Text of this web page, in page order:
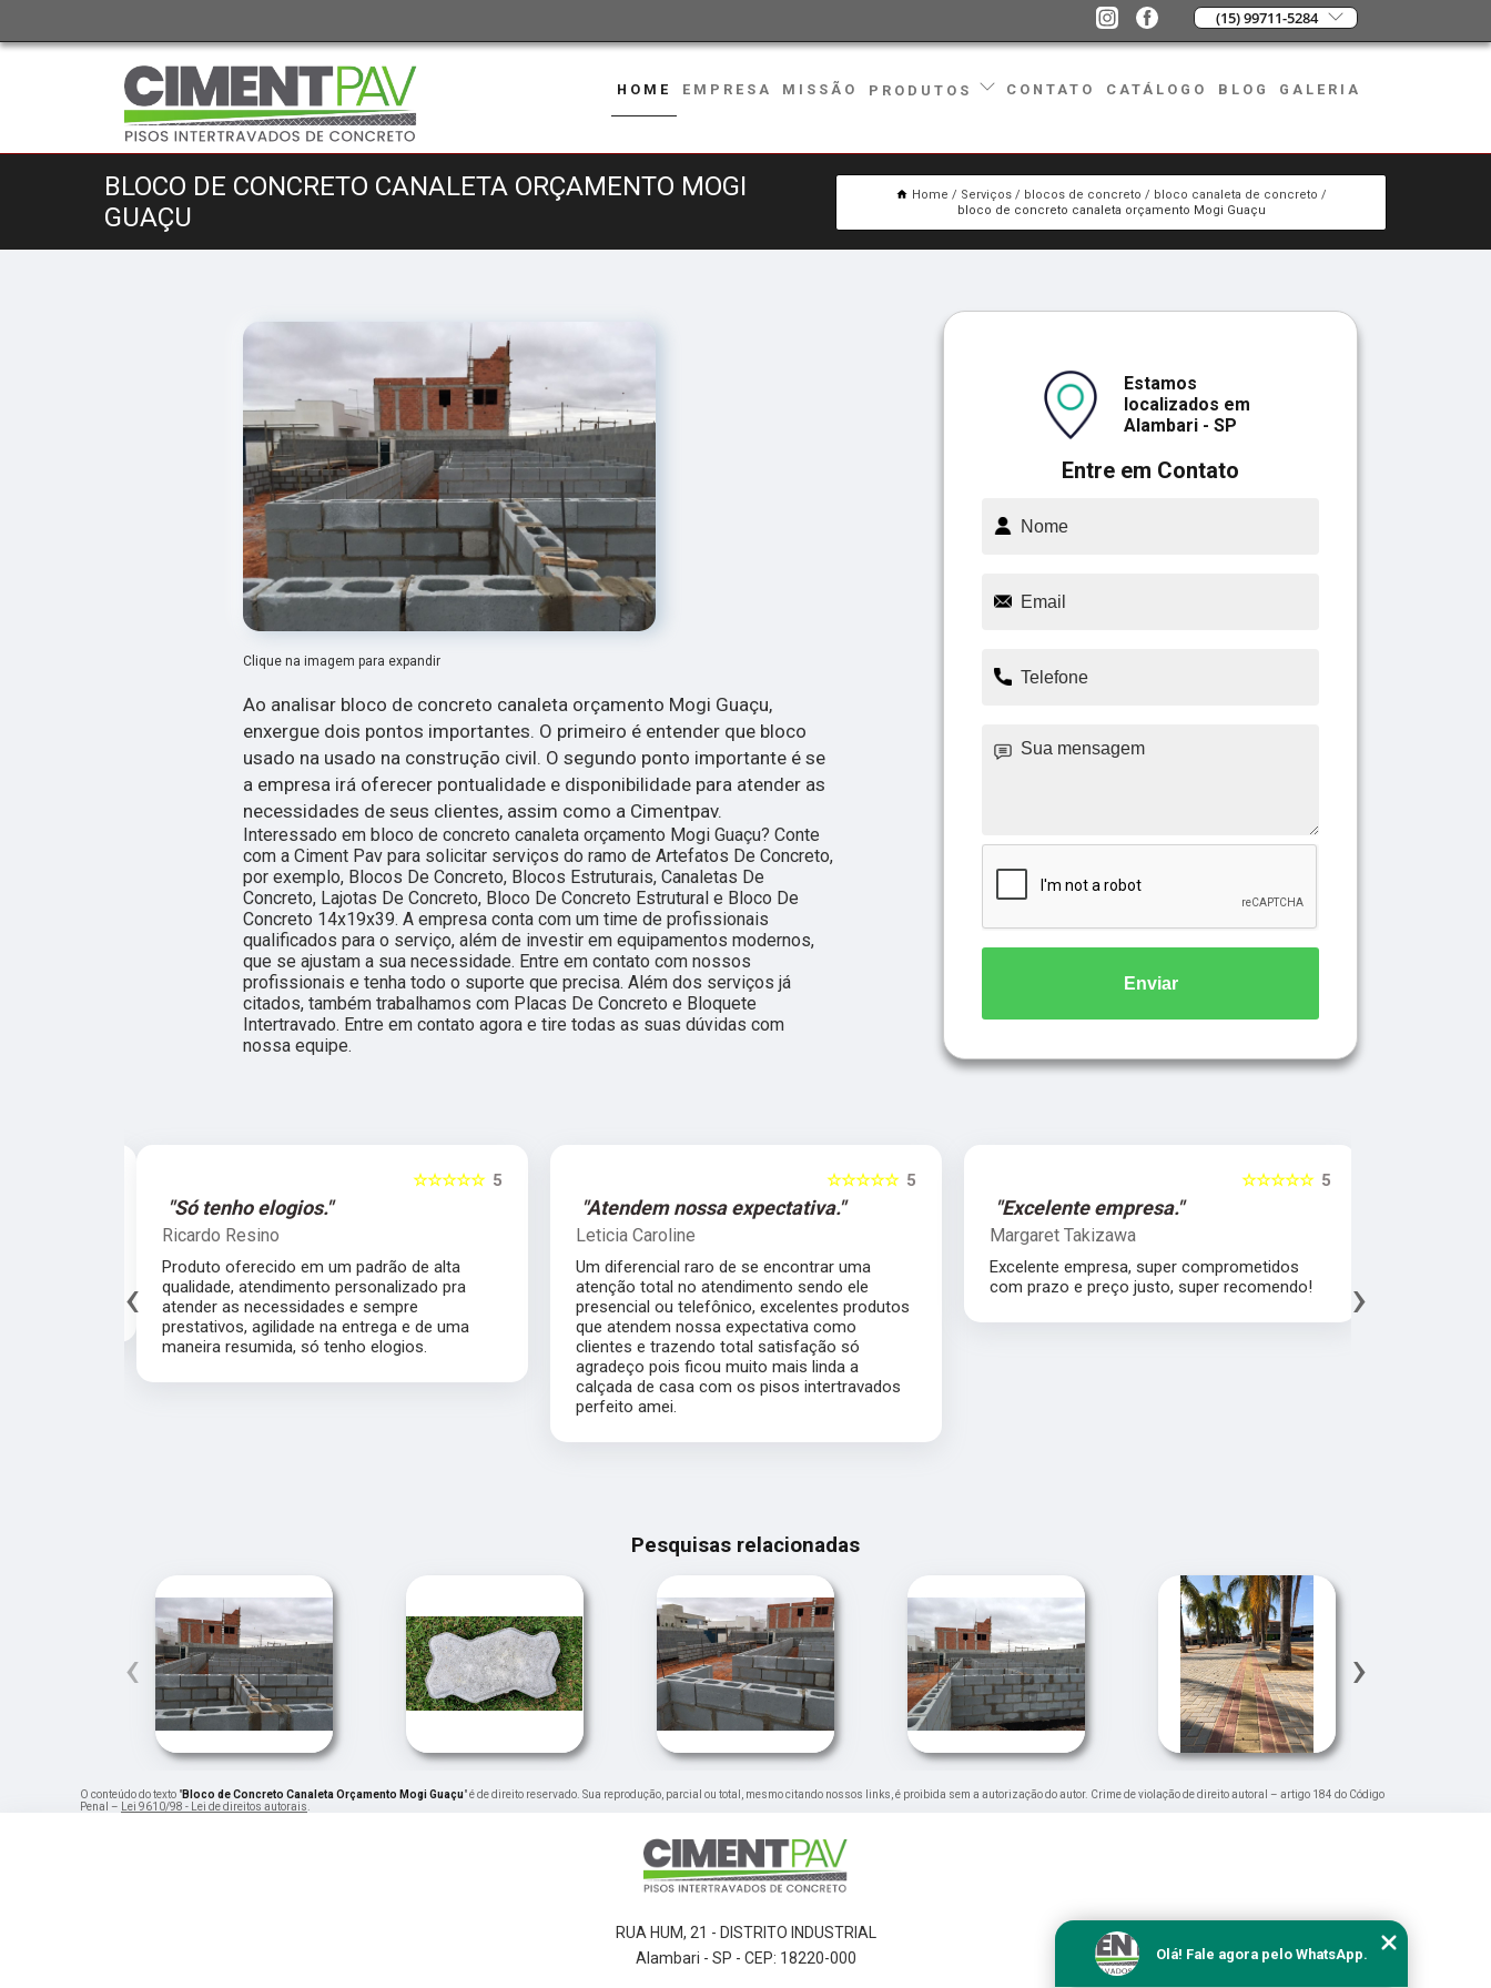
(15) 99711-5284
HOME EMPRESA MISSÃO PRODUTOS CONTATO CATÁLOGO BLOG GALERIA
BLOCO DE CONCRETO CANALETA ORÇAMENTO MOGI
GUAÇU
Home Serviços blocos de concreto
bloco canaleta de concreto
bloco de concreto canaleta orçamento Mogi Guaçu
Clique na imagem para expandir
Ao analisar bloco de concreto canaleta orçamento Mogi Guaçu,
enxergue dois pontos importantes. O primeiro é entender que bloco
usado na usado na construção civil. O segundo ponto importante é se
a empresa irá oferecer pontualidade e disponibilidade para atender as
necessidades de seus clientes, assim como a Cimentpav.
Interessado em bloco de concreto canaleta orçamento Mogi Guaçu? Conte
com a Ciment Pav para solicitar serviços do ramo de Artefatos De Concreto,
por exemplo, Blocos De Concreto, Blocos Estruturais, Canaletas De
Concreto, Lajotas De Concreto, Bloco De Concreto Estrutural e Bloco De
Concreto 14x19x39. A empresa conta com um time de profissionais
qualificados para o serviço, além de investir em equipamentos modernos,
que se ajustam a sua necessidade. Entre em contato com nossos
profissionais e tenha todo o suporte que precisa. Além dos serviços já
citados, também trabalhamos com Placas De Concreto e Bloquete
Intertravado. Entre em contato agora e tire todas as suas dúvidas com
nossa equipe.
Entre em Contato
Estamos
localizados em
Alambari - SP
Enviar
5
☆☆☆☆☆
"Só tenho elogios."
Ricardo Resino
Produto oferecido em um padrão de alta
qualidade, atendimento personalizado pra
atender as necessidades e sempre
prestativos, agilidade na entrega e de uma
maneira resumida, só tenho elogios.
5
☆☆☆☆☆
"Atendem nossa expectativa."
Leticia Caroline
Um diferencial raro de se encontrar uma
atenção total no atendimento sendo ele
presencial ou telefônico, excelentes produtos
que atendem nossa expectativa como
clientes e trazendo total satisfação só
agradeço pois ficou muito mais linda a
calçada de casa com os pisos intertravados
perfeito amei.
5
☆☆☆☆☆
"Excelente empresa."
Margaret Takizawa
Excelente empresa, super comprometidos
com prazo e preço justo, super recomendo!
‹ ›
Pesquisas relacionadas
‹ ›
O conteúdo do texto "Bloco de Concreto Canaleta Orçamento Mogi Guaçu" é de direito reservado. Sua reprodução, parcial ou total, mesmo citando nossos links, é proibida sem a autorização do autor. Crime de violação de direito autoral – artigo 184 do Código
Penal –
Lei 9610/98 - Lei de direitos autorais
RUA HUM, 21 - DISTRITO INDUSTRIAL
Alambari - SP - CEP: 18220-000
Olá! Fale agora pelo WhatsApp.